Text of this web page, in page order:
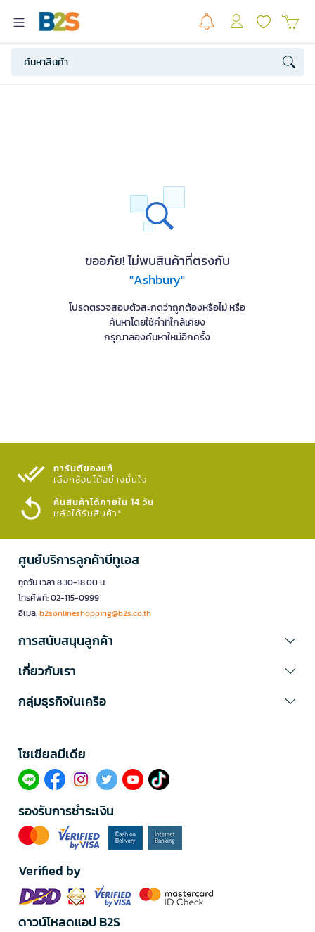
ขออภัย! ไม่พบสินค้าที่ตรงกับ
"Ashbury"
โปรดตรวจสอบตัวสะกดว่าถูกต้องหรือไม่ หรือ
ค้นหาโดยใช้คำที่ใกล้เคียง
กรุณาลองค้นหาใหม่อีกครั้ง
การันตีของแท้
เลือกช้อปได้อย่างมั่นใจ​
คืนสินค้าได้ภายใน 14 วัน
หลังได้รับสินค้า*
ศูนย์บริการลูกค้าบีทูเอส
ทุกวัน เวลา 8.30-18.00 น.
โทรศัพท์: 02-115-0999
อีเมล:b2sonlineshopping@b2s.co.th
การสนับสนุนลูกค้า
เกี่ยวกับเรา
กลุ่มธุรกิจในเครือ
โซเซียลมีเดีย​
รองรับการชำระเงิน
Verified by
ดาวน์โหลดแอป B2S